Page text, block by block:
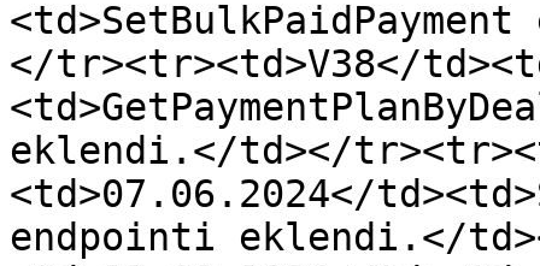
</tr><tr><td>V38</
eklendi.</td></
<td>07.06.2024</
endpointi eklendi.</